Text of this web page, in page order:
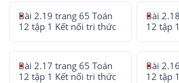
Bài 2.19 trang 65 Toán
12 tập 1 Kết nối tri thức
Bài
12 tập
Bài 2.17 trang 65 Toán
12 tập 1 Kết nối tri thức
Bài
12 tập